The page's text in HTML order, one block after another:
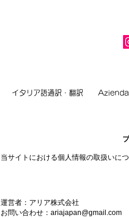
イタリア語通訳・翻訳 Azienda
当サイトにおける個人情報の取扱いに
運営者：アリア株式会社
お問い合わせ：ariajapan@gmail.com